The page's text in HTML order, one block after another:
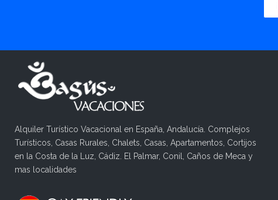
Alquiler Turístico Vacacional en España, Andalucía. Complejos
Turísticos, Casas Rurales, Chalets, Casas, Apartamentos, Cortijos
en la Costa de la Luz, Cádiz. El Palmar, Conil, Caños de Meca y
mas localidades